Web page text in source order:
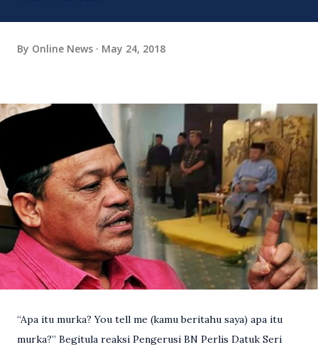
By Online News May 24, 2018
“Apa itu murka? You tell me (kamu beritahu saya) apa itu
murka?” Begitula reaksi Pengerusi BN Perlis Datuk Seri